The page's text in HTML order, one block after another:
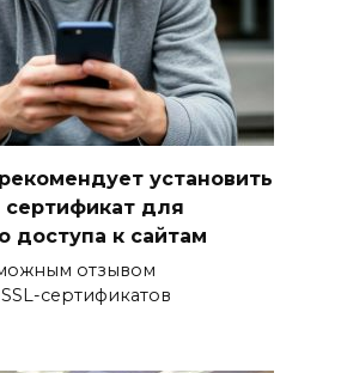
и
397 украинских
09:19
БПЛА сбили ночью в
Ростовской
23:00
установить
сертификат для
доступа к сайтам
отзывом
сертификатов